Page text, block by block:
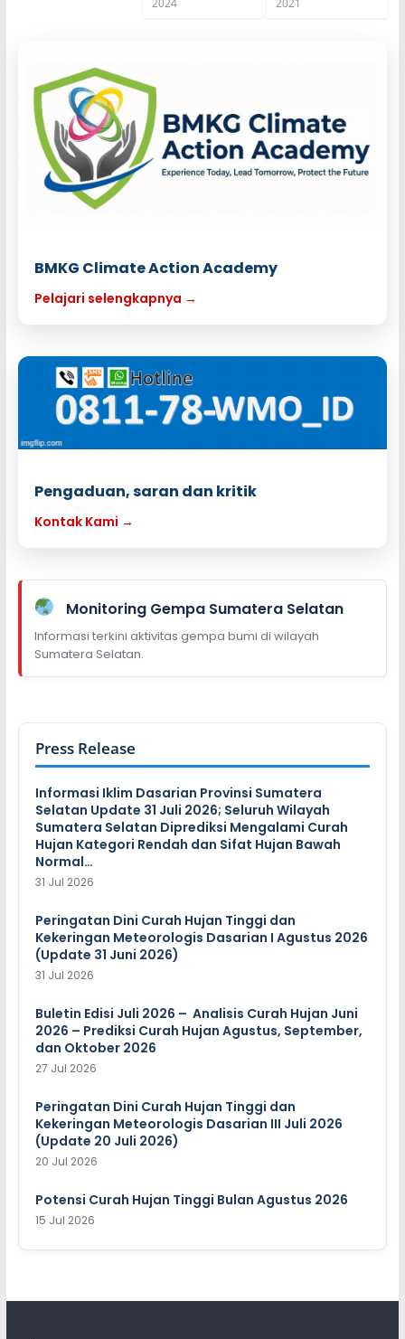
BMKG Climate Action Academy
Pelajari selengkapnya →
Pengaduan, saran dan kritik
Kontak Kami →
Monitoring Gempa Sumatera Selatan
Informasi terkini aktivitas gempa bumi di wilayah
Sumatera Selatan.
Press Release
Informasi Iklim Dasarian Provinsi Sumatera
Selatan Update 31 Juli 2026; Seluruh Wilayah
Sumatera Selatan Diprediksi Mengalami Curah
Hujan Kategori Rendah dan Sifat Hujan Bawah
Normal…
31 Jul 2026
Peringatan Dini Curah Hujan Tinggi dan
Kekeringan Meteorologis Dasarian I Agustus 2026
(Update 31 Juni 2026)
31 Jul 2026
Buletin Edisi Juli 2026 – Analisis Curah Hujan Juni
2026 – Prediksi Curah Hujan Agustus, September,
dan Oktober 2026
27 Jul 2026
Peringatan Dini Curah Hujan Tinggi dan
Kekeringan Meteorologis Dasarian III Juli 2026
(Update 20 Juli 2026)
20 Jul 2026
Potensi Curah Hujan Tinggi Bulan Agustus 2026
15 Jul 2026